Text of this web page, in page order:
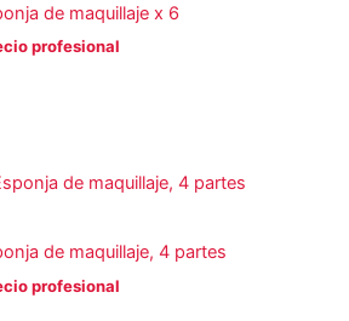
de maquillaje x 6
profesional
de maquillaje, 4 partes
profesional